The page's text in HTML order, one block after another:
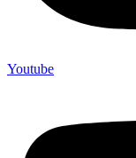
Youtube